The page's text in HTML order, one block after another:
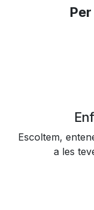
Escoltem,
a les